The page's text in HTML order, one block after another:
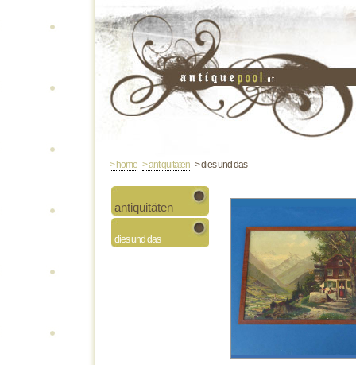
> home > antiquitäten > dies und das
antiquitäten
dies und das